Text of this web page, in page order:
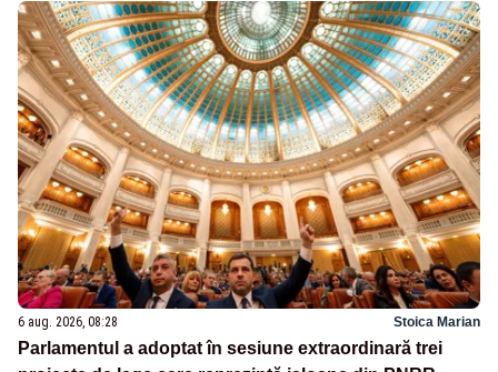
6 aug. 2026, 08:28 Stoica Marian
Parlamentul a adoptat în sesiune extraordinară trei